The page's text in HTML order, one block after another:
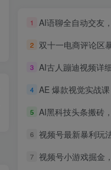
免费投稿专区，先看要求在投稿！！！
1 AI语聊全自动交友，无脑24小时
2 双十一电商评论区暴力引流
3 AI古人蹦迪视频详
4 AE 爆款视觉实战课，发光文字、物体
5 AI黑科技头条搬砖，一键爆改各平台热门图
6 视频号最新暴利玩
7 视频号小游戏掘金，2025假